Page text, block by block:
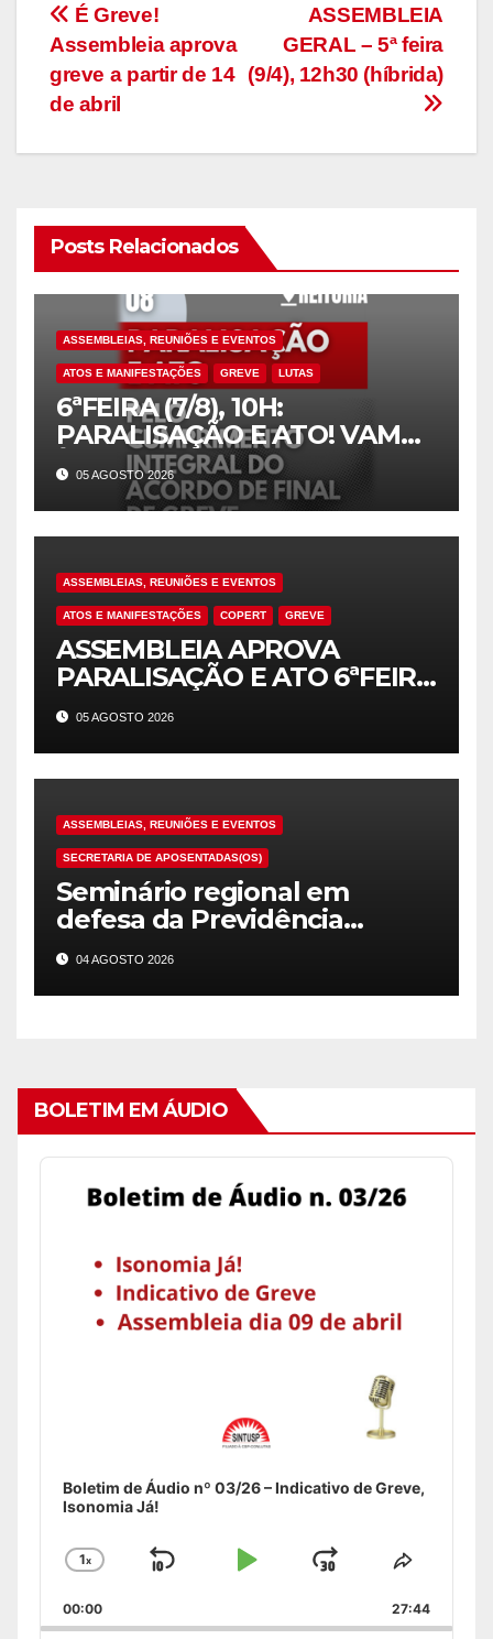
Navegação
de
Post
ASSEMBLEIA
GERAL – 5ª feira
(9/4), 12h30 (híbrida)
É Greve!
Assembleia aprova
greve a partir de 14
de abril
Posts Relacionados
ASSEMBLEIAS, REUNIÕES E EVENTOS
ATOS E MANIFESTAÇÕES GREVE LUTAS
6ªFEIRA (7/8), 10H:
PARALISAÇÃO E ATO! VAMOS
À LUTA!
05 AGOSTO 2026
ASSEMBLEIAS, REUNIÕES E EVENTOS
ATOS E MANIFESTAÇÕES COPERT GREVE
ASSEMBLEIA APROVA
PARALISAÇÃO E ATO 6ªFEIRA
(7/8)! CUMPRIMENTO
INTEGRAL DO ACORDO DE
GREVE, JÁ!!!
05 AGOSTO 2026
ASSEMBLEIAS, REUNIÕES E EVENTOS
SECRETARIA DE APOSENTADAS(OS)
Seminário regional em
defesa da Previdência
Pública realizada pela
ADMAP – 10 de agosto
04 AGOSTO 2026
BOLETIM EM ÁUDIO
Audio
Player
Boletim de Áudio nº 03/26 – Indicativo de Greve,
Isonomia Já!
Change
Rate
1x
Skip
Play
Jump
Forward
Share
Episode
00:00 27:44